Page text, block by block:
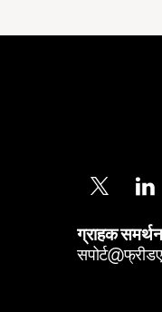
ग्राहक